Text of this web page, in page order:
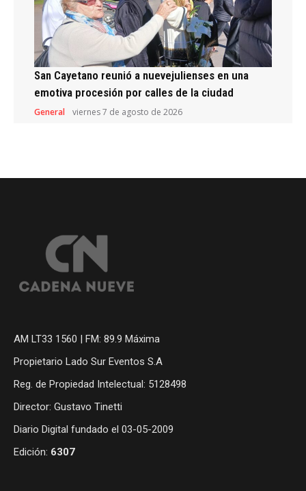
San Cayetano reunió a nuevejulienses en una
emotiva procesión por calles de la ciudad
General viernes 7 de agosto de 2026
AM LT33 1560 | FM: 89.9 Máxima
Propietario Lado Sur Eventos S.A
Reg. de Propiedad Intelectual: 5128498
Director: Gustavo Tinetti
Diario Digital fundado el 03-05-2009
Edición: 6307